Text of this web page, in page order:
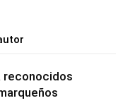
reconocidos